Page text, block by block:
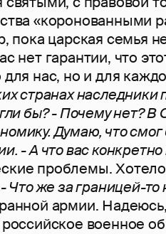
«коронованными
пока царская семья
нет гарантии, что
для нас, но и для
странах наследники
бы?- Почему нет? В
Думаю, что смог
- А что вас
проблемы.
- Что же за границей-то
армии.
военное